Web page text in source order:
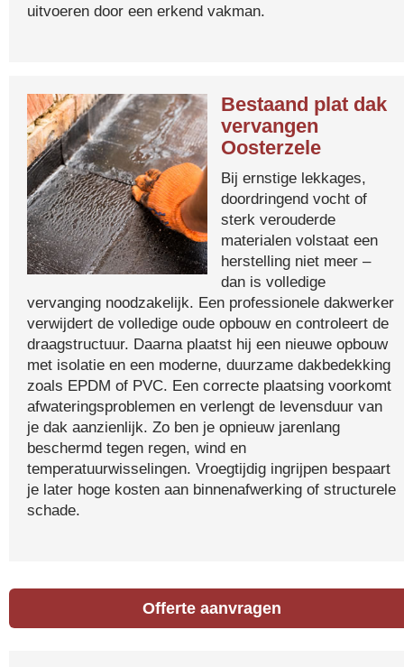
uitvoeren door een erkend vakman.
Bestaand plat dak
vervangen
Oosterzele
Bij ernstige lekkages,
doordringend vocht of
sterk verouderde
materialen volstaat een
herstelling niet meer –
dan is volledige
vervanging noodzakelijk. Een professionele dakwerker
verwijdert de volledige oude opbouw en controleert de
draagstructuur. Daarna plaatst hij een nieuwe opbouw
met isolatie en een moderne, duurzame dakbedekking
zoals EPDM of PVC. Een correcte plaatsing voorkomt
afwateringsproblemen en verlengt de levensduur van
je dak aanzienlijk. Zo ben je opnieuw jarenlang
beschermd tegen regen, wind en
temperatuurwisselingen. Vroegtijdig ingrijpen bespaart
je later hoge kosten aan binnenafwerking of structurele
schade.
Offerte aanvragen